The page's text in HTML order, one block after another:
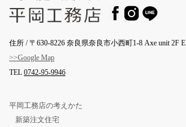
住所 / 〒630-8226 奈良県奈良市小西町1-8 Axe unit 2F E
>>Google Map
TEL 0742-95-9946
平岡工務店の考えかた
新築注文住宅